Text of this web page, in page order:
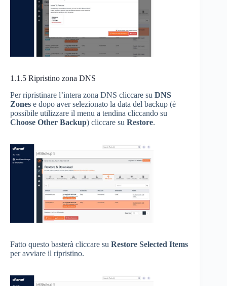
1.1.5 Ripristino zona DNS
Per ripristinare l’intera zona DNS cliccare su DNS
Zones e dopo aver selezionato la data del backup (è
possibile utilizzare il menu a tendina cliccando su
Choose Other Backup) cliccare su Restore.
Fatto questo basterà cliccare su Restore Selected Items
per avviare il ripristino.